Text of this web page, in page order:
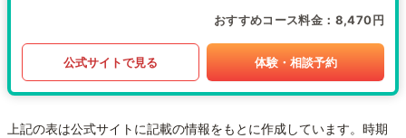
おすすめコース料金 8,470円
公式サイトで見る 体験・相談予約
上記の表は公式サイトに記載の情報をもとに作成しています。時期